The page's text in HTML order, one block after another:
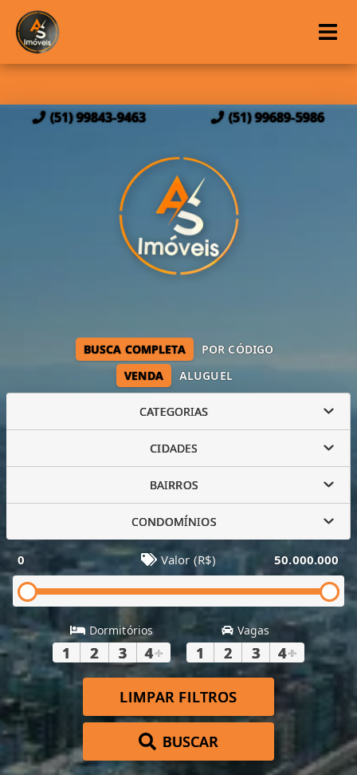
(51) 99843-9463 (51) 99689-5986
VENDA ALUGUEL
BUSCA COMPLETA POR CÓDIGO
CATEGORIAS
CIDADES
BAIRROS
CONDOMÍNIOS
0 Valor (R$) 50.000.000
Dormitórios
1 2 3 4+
Vagas
1 2 3 4+
LIMPAR FILTROS
BUSCAR